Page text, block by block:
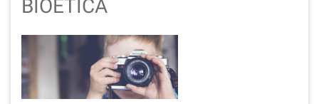
BIOETICA